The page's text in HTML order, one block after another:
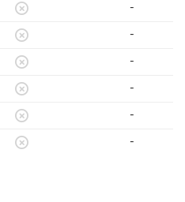
-
-
-
-
-
-